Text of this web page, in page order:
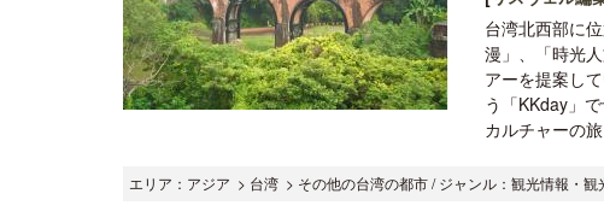
台湾北西部に
漫」、「時光
アーを提案し
う「KKday」
カルチャーの
エリア：アジア > 台湾 > その他の台湾の都市 / ジャンル：観光情報・観